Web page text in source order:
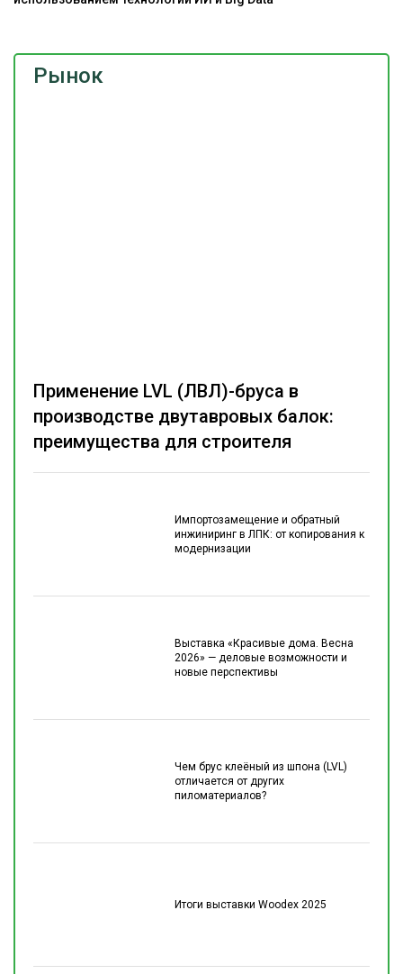
Рынок
Импортозамещение и обратный
инжиниринг в ЛПК: от копирования к
модернизации
Выставка «Красивые дома. Весна
2026» — деловые возможности и
новые перспективы
Чем брус клеёный из шпона (LVL)
отличается от других
пиломатериалов?
Итоги выставки Woodex 2025
Применение LVL (ЛВЛ)-бруса в
производстве двутавровых балок:
преимущества для строителя